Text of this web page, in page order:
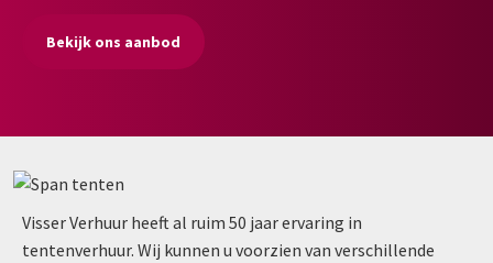
Bekijk ons aanbod
Visser Verhuur heeft al ruim 50 jaar ervaring in
tentenverhuur. Wij kunnen u voorzien van verschillende